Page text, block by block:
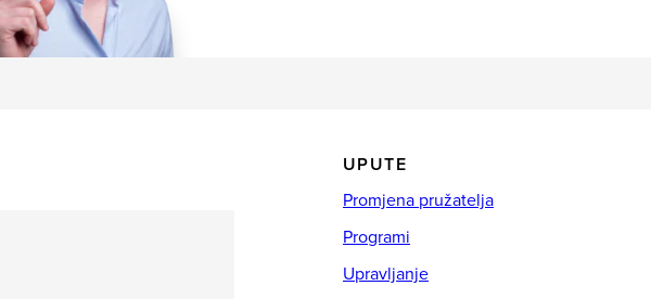
UPUTE
Promjena pružatelja
Programi
Upravljanje